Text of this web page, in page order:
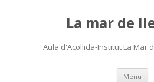
La mar de
Aula d'Acollida-Institut La Mar
Menu